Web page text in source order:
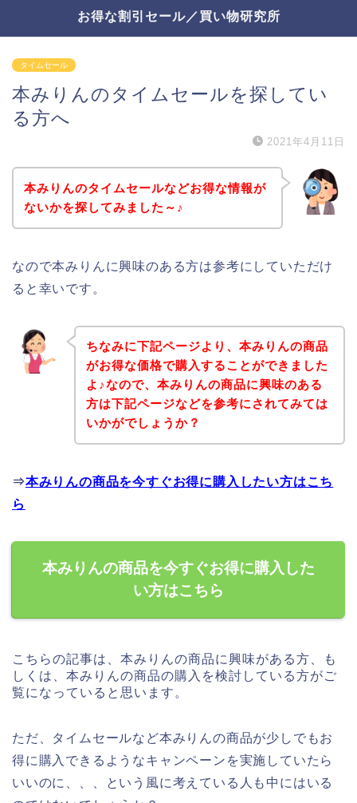
お得な割引セール／買い物研究所
タイムセール
本みりんのタイムセールを探してい
る方へ
2021年4月11日
本みりんのタイムセールなどお得な情報が
ないかを探してみました～♪
なので本みりんに興味のある方は参考にしていただけ
ると幸いです。
ちなみに下記ページより、本みりんの商品
がお得な価格で購入することができました
よ♪なので、本みりんの商品に興味のある
方は下記ページなどを参考にされてみては
いかがでしょうか？
⇒本みりんの商品を今すぐお得に購入したい方はこち
ら
本みりんの商品を今すぐお得に購入した
い方はこちら
こちらの記事は、本みりんの商品に興味がある方、も
しくは、本みりんの商品の購入を検討している方がご
覧になっていると思います。
ただ、タイムセールなど本みりんの商品が少しでもお
得に購入できるようなキャンペーンを実施していたら
いいのに、、、という風に考えている人も中にはいる